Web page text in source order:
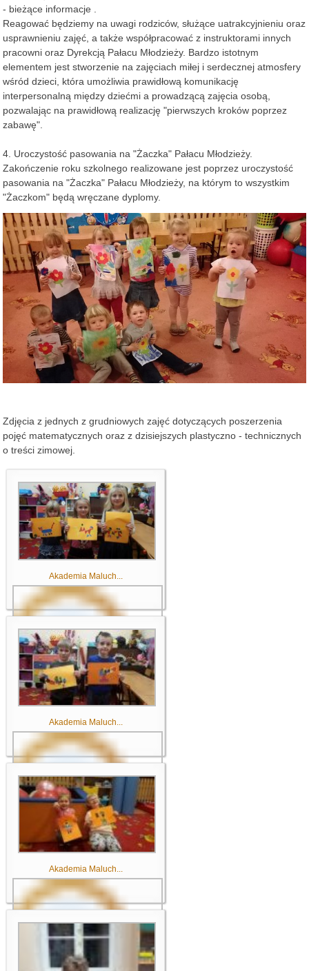
- bieżące informacje .
Reagować będziemy na uwagi rodziców, służące uatrakcyjnieniu oraz
usprawnieniu zajęć, a także współpracować z instruktorami innych
pracowni oraz Dyrekcją Pałacu Młodzieży. Bardzo istotnym
elementem jest stworzenie na zajęciach miłej i serdecznej atmosfery
wśród dzieci, która umożliwia prawidłową komunikację
interpersonalną między dziećmi a prowadzącą zajęcia osobą,
pozwalając na prawidłową realizację "pierwszych kroków poprzez
zabawę".
4. Uroczystość pasowania na "Żaczka" Pałacu Młodzieży.
Zakończenie roku szkolnego realizowane jest poprzez uroczystość
pasowania na "Żaczka" Pałacu Młodzieży, na którym to wszystkim
"Żaczkom" będą wręczane dyplomy.
Zdjęcia z jednych z grudniowych zajęć dotyczących poszerzenia
pojęć matematycznych oraz z dzisiejszych plastyczno - technicznych
o treści zimowej.
Akademia Maluch...
Akademia Maluch...
Akademia Maluch...